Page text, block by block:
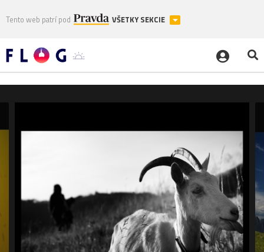
Tento web patrí pod VŠETKY SEKCIE